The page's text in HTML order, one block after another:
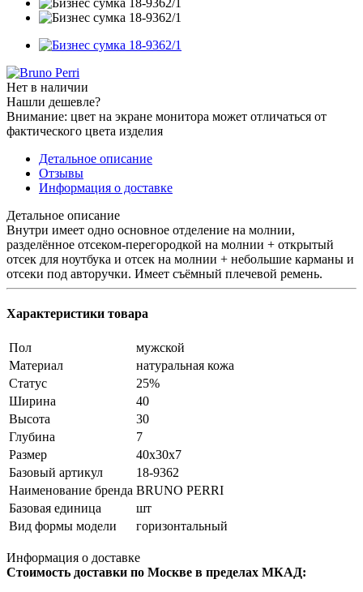
Нет в наличии
Нашли дешевле?
Внимание: цвет на экране монитора может отличаться от
фактического цвета изделия
Детальное описание
Отзывы
Информация о доставке
Детальное описание
Внутри имеет одно основное отделение на молнии,
разделённое отсеком-перегородкой на молнии + открытый
отсек для ноутбука и отсек на молнии + небольшие карманы и
отсеки под авторучки. Имеет съёмный плечевой ремень.
Характеристики товара
Пол
мужской
Материал
натуральная кожа
Статус
25%
Ширина
40
Высота
30
Глубина
7
Размер
40х30х7
Базовый артикул
18-9362
Наименование бренда BRUNO PERRI
Базовая единица
шт
Вид формы модели
горизонтальный
Информация о доставке
Стоимость доставки по Москве в пределах МКАД: